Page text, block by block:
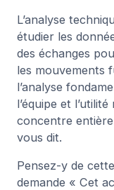
L’analyse
étudier les
des échanges
les mouvements
l’analyse
l’équipe et
concentre
vous dit.
Pensez-y de
demande « Cet